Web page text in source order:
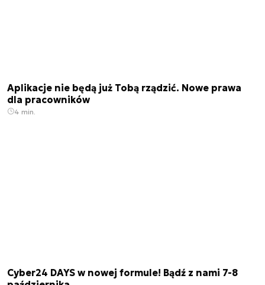
Aplikacje nie będą już Tobą rządzić. Nowe prawa
dla pracowników
4 min.
Cyber24 DAYS w nowej formule! Bądź z nami 7-8